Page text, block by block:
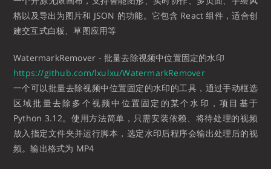
格以及导出为图片和 JSON 的功能。它包含 React 组件，适合创
建交互式白板、草图应用等
WatermarkRemover - 批量去除视频中位置固定的水印
https://github.com/lxulxu/WatermarkRemover
一个可以批量去除视频中位置固定的水印的工具，通过手动框选
区域批量去除多个视频中位置固定的某个水印，项目基于
Python 3.12。使用方法简单，只需安装依赖、将待处理的视频
放入指定文件夹并运行脚本，选定水印后程序会输出处理后的视
频。输出格式为 MP4